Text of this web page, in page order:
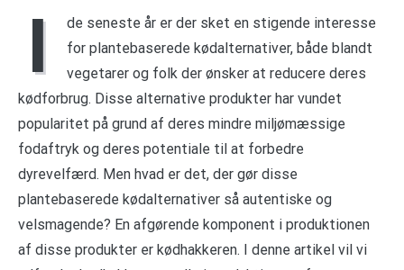
I
de seneste år er der sket en stigende interesse
for plantebaserede kødalternativer, både blandt
vegetarer og folk der ønsker at reducere deres
kødforbrug. Disse alternative produkter har vundet
popularitet på grund af deres mindre miljømæssige
fodaftryk og deres potentiale til at forbedre
dyrevelfærd. Men hvad er det, der gør disse
plantebaserede kødalternativer så autentiske og
velsmagende? En afgørende komponent i produktionen
af disse produkter er kødhakkeren. I denne artikel vil vi